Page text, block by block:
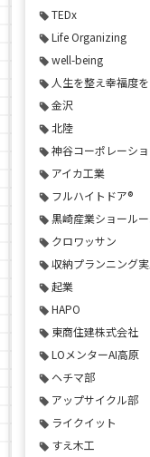
TEDx
Life Organizing
well-being
人生を整え幸福度
金沢
北陸
神谷コーポレーシ
アイカ工業
フルハイトドア®
黒崎産業ショール
クロワッサン
収納プランニング
起業
HAPO
東商住建株式会社
LOメンターAI高原
ヘチマ部
アップサイクル部
ライクイット
すえ木工